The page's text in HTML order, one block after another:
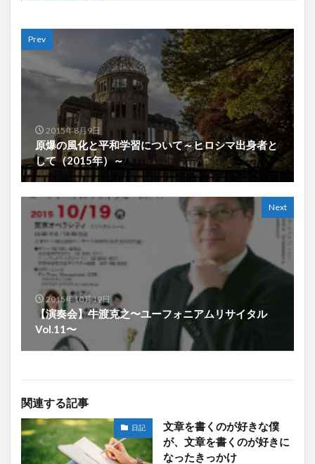
Prev
2015年8月9日
原爆の風化と平和学習について～ヒロシマ出身者と
して（2015年）～
Next
2015年10月19日
【演奏会】牛渡克之〜ユーフォニアムリサイタル
Vol.11〜
関連する記事
日記
文章を書くのが好きな僕
が、文章を書くのが好きに
なったきっかけ